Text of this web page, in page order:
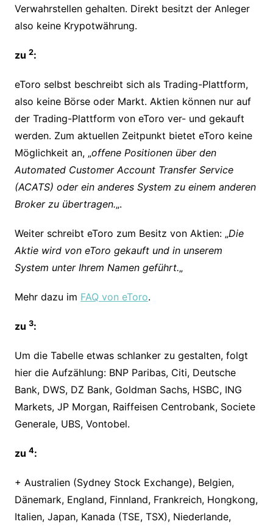
Verwahrstellen gehalten. Direkt besitzt der Anleger
also keine Krypotwährung.
zu 2:
eToro selbst beschreibt sich als Trading-Plattform,
also keine Börse oder Markt. Aktien können nur auf
der Trading-Plattform von eToro ver- und gekauft
werden. Zum aktuellen Zeitpunkt bietet eToro keine
Möglichkeit an, „offene Positionen über den
Automated Customer Account Transfer Service
(ACATS) oder ein anderes System zu einem anderen
Broker zu übertragen.„.
Weiter schreibt eToro zum Besitz von Aktien: „Die
Aktie wird von eToro gekauft und in unserem
System unter Ihrem Namen geführt.„
Mehr dazu im FAQ von eToro.
zu 3:
Um die Tabelle etwas schlanker zu gestalten, folgt
hier die Aufzählung: BNP Paribas, Citi, Deutsche
Bank, DWS, DZ Bank, Goldman Sachs, HSBC, ING
Markets, JP Morgan, Raiffeisen Centrobank, Societe
Generale, UBS, Vontobel.
zu 4:
+ Australien (Sydney Stock Exchange), Belgien,
Dänemark, England, Finnland, Frankreich, Hongkong,
Italien, Japan, Kanada (TSE, TSX), Niederlande,